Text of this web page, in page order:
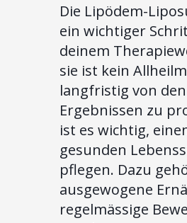
Die Lipödem-
ein wichtiger
deinem
sie ist kein
langfristig von den
Ergebnissen zu
ist es wichtig,
gesunden
pflegen. Dazu
ausgewogene
regelmässige